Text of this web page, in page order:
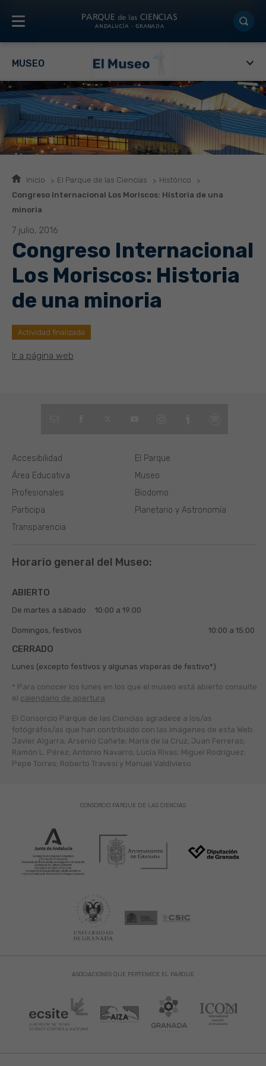
MUSEO
Inicio El Parque de las Ciencias
Histórico
Congreso Internacional Los Moriscos: Historia de una
minoria
7 julio, 2016
Congreso Internacional
Los Moriscos: Historia
de una minoria
Actividad finalizada
Ir a página web
El Parque
Museo
Biodomo
Planetario y Astronomía
Área Educativa
Profesionales
Participa
Transparencia
Accesibilidad
Horario general del Museo:
ABIERTO
De martes a sábado 10:00 a 19:00
Domingos, festivos 10:00 a 15:00
CERRADO
Lunes (excepto festivos y algunas vísperas de festivo*)
* Para conocer los lunes en los que el museo está abierto consulte
el calendario de apertura
El Consorcio Parque de las Ciencias agradece a los/as
fotógráfos/as que han contribuido con las imágenes de esta Web:
Javier Algarra; Arsenio Cañete; María de la Cruz; Juan Ferreras;
Ramón L. Pérez; Antonio Navarro; Lucía Rivas; Miguel Rodríguez;
Pepe Torres; Roberto Travesí y Manuel Valdivieso.
ASOCIACIONES QUE PERTENECE EL PARQUE
CONSORCIO PARQUE DE LAS CIENCIAS